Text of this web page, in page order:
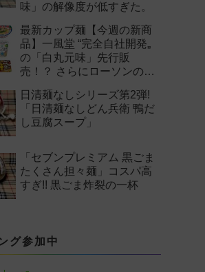
味」の解像度が低すぎた。
最新カップ麺【今週の新商
品】一風堂 “完全自社開発„
の「白丸元味」先行販
売！？ さらにローソンの激
新作まとめ！
日清麺なしシリーズ第2弾!
「日清麺なしどん兵衛 鴨だ
し豆腐スープ」
「セブンプレミアム 黒ごま
たくさん担々麺」コスパ高
すぎ!! 黒ごま炸裂の一杯
グ参加中